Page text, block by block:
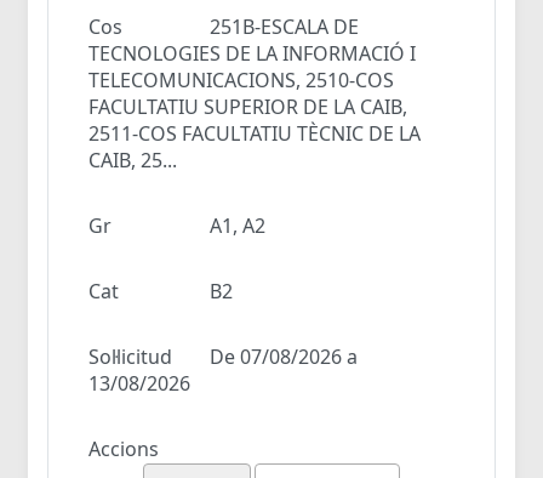
Cos
251B-ESCALA DE
TECNOLOGIES DE LA INFORMACIÓ I
TELECOMUNICACIONS, 2510-COS
FACULTATIU SUPERIOR DE LA CAIB,
2511-COS FACULTATIU TÈCNIC DE LA
CAIB, 25...
Gr A1, A2
Cat B2
Sol·licitud
De 07/08/2026 a
13/08/2026
Accions